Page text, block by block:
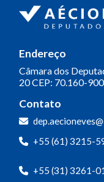
Endereço
Câmara dos
20CEP: 70.160-
Contato
+55 (61) 3215-
+55 (31) 3261-